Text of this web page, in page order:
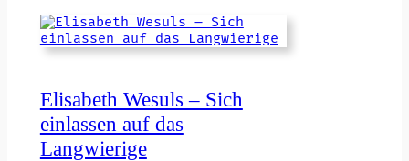
Elisabeth Wesuls – Sich
einlassen auf das
Langwierige